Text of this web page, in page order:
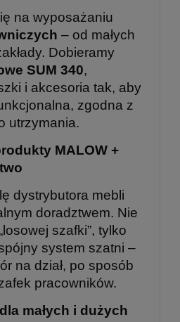
na wyposażaniu
– od małych
Dobieramy
SUM 340,
i akcesoria tak, aby
zgodna z
utrzymania.
MALOW +
dystrybutora mebli
doradztwem. Nie
szafki”, tylko
system szatni –
na dział, po sposób
pracowników.
małych i dużych